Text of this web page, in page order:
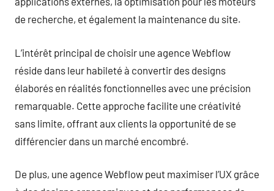
de recherche, et également la maintenance du site.
L’intérêt principal de choisir une agence Webflow
réside dans leur habileté à convertir des designs
élaborés en réalités fonctionnelles avec une précision
remarquable. Cette approche facilite une créativité
sans limite, offrant aux clients la opportunité de se
différencier dans un marché encombré.
De plus, une agence Webflow peut maximiser l’UX grâce